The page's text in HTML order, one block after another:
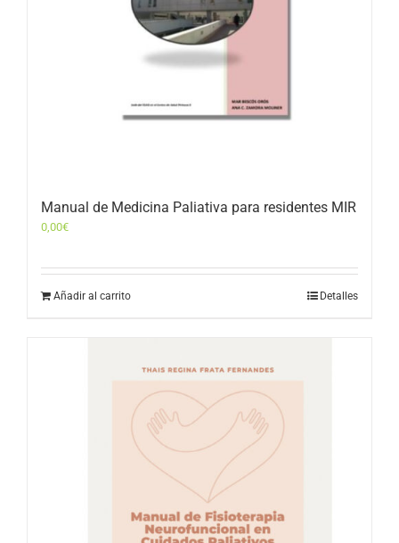
Manual de Medicina Paliativa para residentes MIR
0,00€
Añadir al carrito Detalles